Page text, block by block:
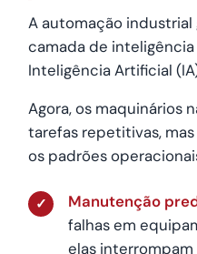
A automação industrial
camada de
Inteligência Artificial
Agora, os maquinários
tarefas repetitivas,
os padrões
✓ Manutenção
falhas em
elas